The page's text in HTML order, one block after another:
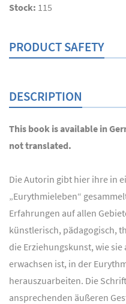
Stock: 115
PRODUCT SAFETY
DESCRIPTION
This book is available in
not translated.
Die Autorin gibt hier ihre in
„Eurythmieleben“
Erfahrungen auf allen
künstlerisch, pädagogisch,
die Erziehungskunst, wie
erwachsen ist, in der
herauszuarbeiten. Die
ansprechenden äußeren